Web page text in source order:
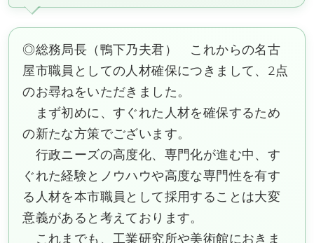
◎総務局長（鴨下乃夫君） これからの名古
屋市職員としての人材確保につきまして、2点
のお尋ねをいただきました。
まず初めに、すぐれた人材を確保するため
の新たな方策でございます。
行政ニーズの高度化、専門化が進む中、す
ぐれた経験とノウハウや高度な専門性を有す
る人材を本市職員として採用することは大変
意義があると考えております。
これまでも、工業研究所や美術館におきま